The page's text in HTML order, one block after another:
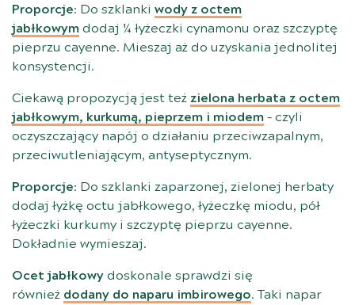
Proporcje: Do szklanki wody z octem
jabłkowymdodaj ¼ łyżeczki cynamonu oraz szczyptę
pieprzu cayenne. Mieszaj aż do uzyskania jednolitej
konsystencji.
Ciekawą propozycją jest teżzielona herbata z octem
jabłkowym, kurkumą, pieprzem i miodem– czyli
oczyszczający napój o działaniu przeciwzapalnym,
przeciwutleniającym, antyseptycznym.
Proporcje: Do szklanki zaparzonej, zielonej herbaty
dodaj łyżkę octu jabłkowego, łyżeczkę miodu, pół
łyżeczki kurkumy i szczyptę pieprzu cayenne.
Dokładnie wymieszaj.
Ocet jabłkowydoskonale sprawdzi się
również dodany do naparu imbirowego. Taki napar